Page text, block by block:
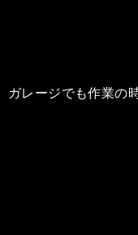
ガレージでも作業の